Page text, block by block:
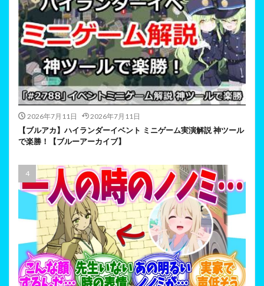
2026年7月11日 2026年7月11日
【ブルアカ】ハイランダーイベント ミニゲーム実演解説 神ツール
で楽勝！【ブルーアーカイブ】